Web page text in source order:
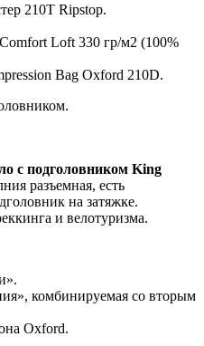
210T Ripstop.
Loft 330 гр/м2 (100%
Bag Oxford 210D.
с подголовником King
разъемная, есть
на затяжке.
и велотуризма.
комбинируемая со вторым
Oxford.